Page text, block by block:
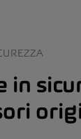
in